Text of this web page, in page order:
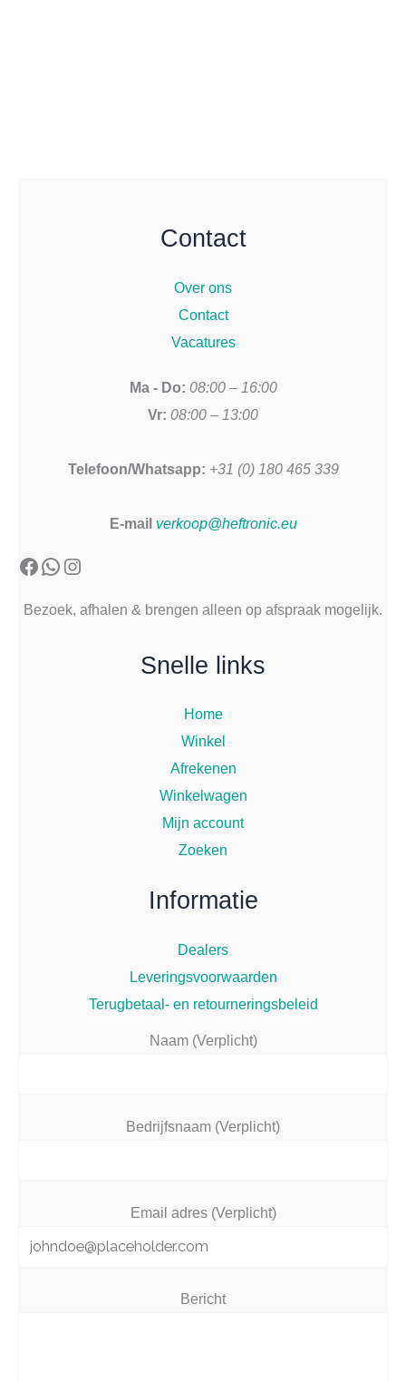
Contact
Over ons
Contact
Vacatures
Ma - Do: 08:00 – 16:00
Vr: 08:00 – 13:00
Telefoon/Whatsapp: +31 (0) 180 465 339
E-mail verkoop@heftronic.eu
Facebook
WhatsApp
Instagram
Bezoek, afhalen & brengen alleen op afspraak mogelijk.
Snelle links
Home
Winkel
Afrekenen
Winkelwagen
Mijn account
Zoeken
Informatie
Dealers
Leveringsvoorwaarden
Terugbetaal- en retourneringsbeleid
Naam (Verplicht)
Bedrijfsnaam (Verplicht)
Email adres (Verplicht)
Bericht